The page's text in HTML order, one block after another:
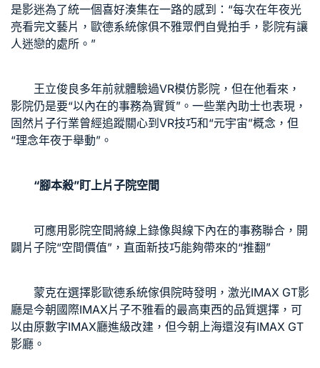
是影迷為了統一個喜好湊集在一路的感到：“每次在年夜光
亮看完文藝片， 歐德系統傢俱不雅眾們自覺拍手，影院有讓
人迷戀的處所。”
王立俊良多年前就體驗過VR模仿影院，但在他看來，
影院仍是要“以內在的事務為實質”。一些業內助士也表現，
固然片子行業曾經追蹤關心到VR技巧和“元宇宙”概念，但
“理念年夜于舉動”。
“腳本殺”盯上片子院空間
可應用影院空間將線上錄像與線下內在的事務聯合，開
闢片子院“空間價值”，直面新技巧能夠帶來的“推翻”
蒙克在選擇影歐德系統傢俱院時發明，激光IMAX GT影
廳是今朝國際IMAX片子不雅看的最高東西的品質選擇，可
以由原數字IMAX廳進級改建，但今朝上海還沒有IMAX GT
影廳。